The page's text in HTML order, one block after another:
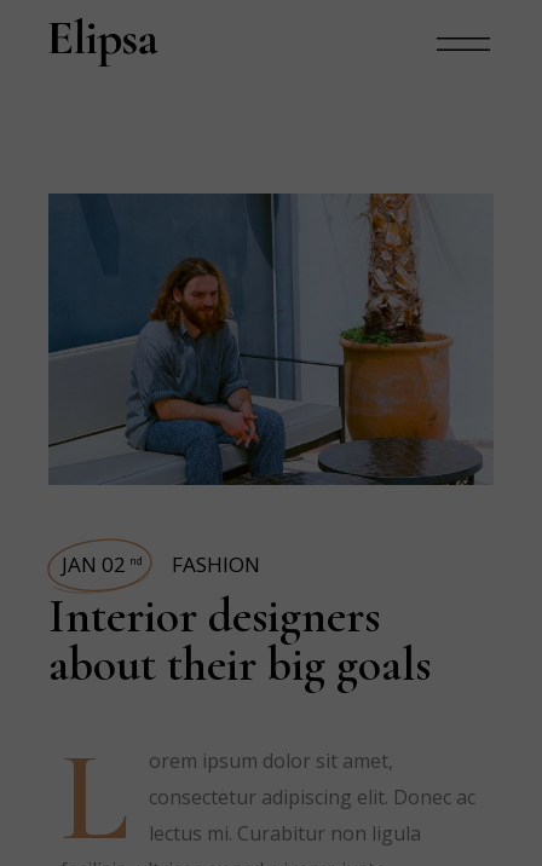
JAN 02 nd FASHION
Interior designers
about their big goals
L
orem ipsum dolor sit amet,
consectetur adipiscing elit. Donec ac
lectus mi. Curabitur non ligula